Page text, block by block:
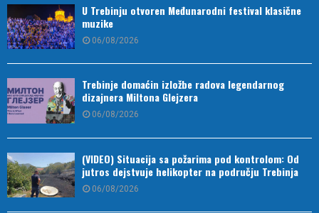
U Trebinju otvoren Međunarodni festival klasične
muzike
06/08/2026
Trebinje domaćin izložbe radova legendarnog
dizajnera Miltona Glejzera
06/08/2026
(VIDEO) Situacija sa požarima pod kontrolom: Od
jutros dejstvuje helikopter na području Trebinja
06/08/2026